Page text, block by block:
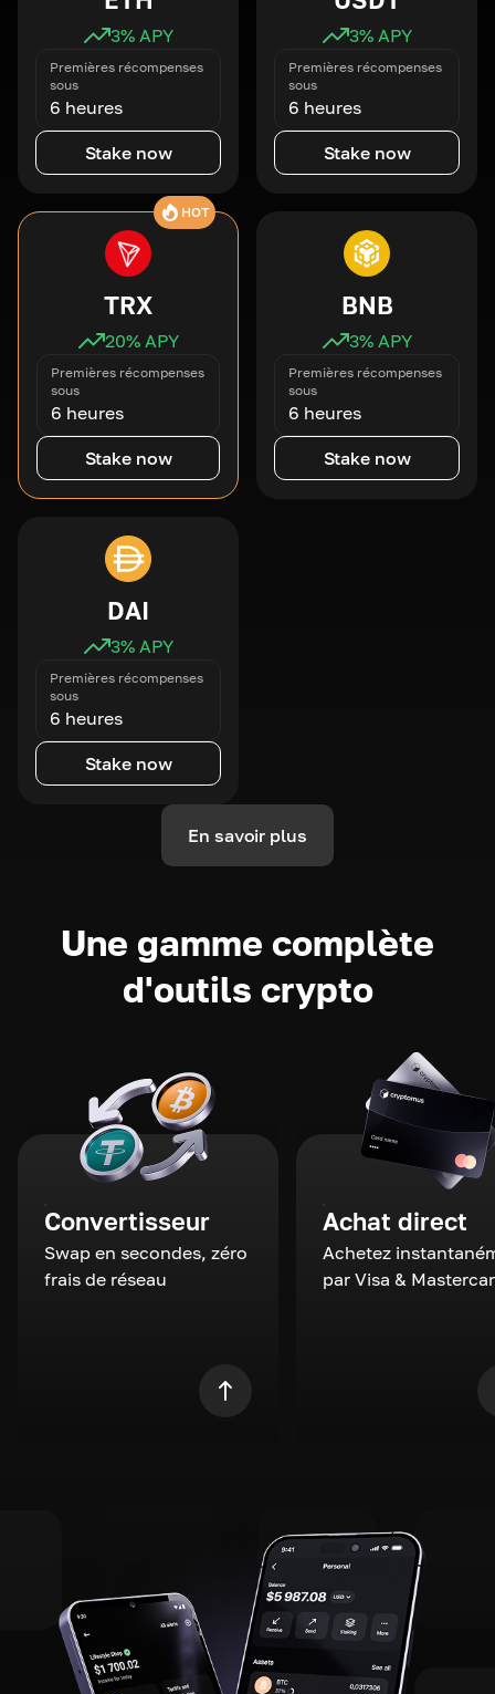
3% APY
Premières récompenses
sous
6 heures
Stake now
3% APY
Premières récompenses
sous
6 heures
Stake now
HOT
TRX
20% APY
Premières récompenses
sous
6 heures
Stake now
BNB
3% APY
Premières récompenses
sous
6 heures
Stake now
DAI
3% APY
Premières récompenses
sous
6 heures
Stake now
En savoir plus
Une gamme complète
d'outils crypto
Convertisseur
Swap en secondes, zéro
frais de réseau
Achat direct
Achetez
par Visa &